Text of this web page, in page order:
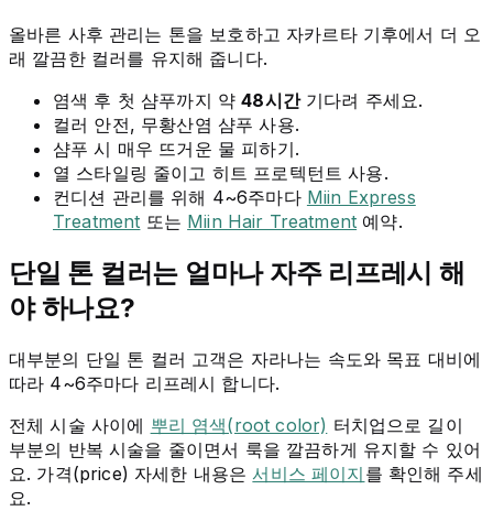
올바른 사후 관리는 톤을 보호하고 자카르타 기후에서 더 오
래 깔끔한 컬러를 유지해 줍니다.
염색 후 첫 샴푸까지 약48시간기다려 주세요.
컬러 안전, 무황산염 샴푸 사용.
샴푸 시 매우 뜨거운 물 피하기.
열 스타일링 줄이고 히트 프로텍턴트 사용.
컨디션 관리를 위해 4~6주마다 Miin Express
Treatment 또는 Miin Hair Treatment 예약.
단일 톤 컬러는 얼마나 자주 리프레시 해
야 하나요?
대부분의 단일 톤 컬러 고객은 자라나는 속도와 목표 대비에
따라 4~6주마다 리프레시 합니다.
전체 시술 사이에 뿌리 염색(root color) 터치업으로 길이
부분의 반복 시술을 줄이면서 룩을 깔끔하게 유지할 수 있어
요. 가격(price) 자세한 내용은서비스 페이지 를 확인해 주세
요.